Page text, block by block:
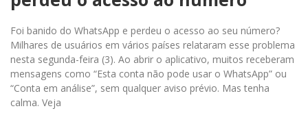
Foi banido do WhatsApp e perdeu o acesso ao seu número?
Milhares de usuários em vários países relataram esse problema
nesta segunda-feira (3). Ao abrir o aplicativo, muitos receberam
mensagens como “Esta conta não pode usar o WhatsApp” ou
“Conta em análise”, sem qualquer aviso prévio. Mas tenha
calma. Veja